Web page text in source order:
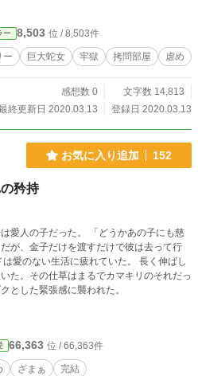
ー 8,503 位 / 8,503件
ー 巨大蛇女 牢獄 拷問部屋 虐め
感想数 0
文字数 14,813
終更新日 2020.03.13
登録日 2020.03.13
お気に入り追加 152
矜持
愛人の子だった。 「どうかあの子にも慈
が、金子だけを渡すだけで彼は去って行
愛のない生活に疲れていた。 長く伸ばし
た。その仕草はまるでカマキリのそれだっ
とした緊張感に襲われた。
66,363 位 / 66,363件
ざまぁ 完結